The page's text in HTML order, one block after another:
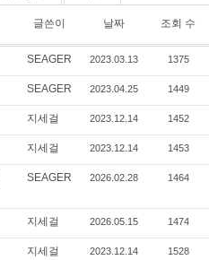
글쓴이 날짜 조회 수
SEAGER 2023.03.13 1375
SEAGER 2023.04.25 1449
지세걸 2023.12.14 1452
지세걸 2023.12.14 1453
SEAGER 2026.02.28 1464
지세걸 2026.05.15 1474
지세걸 2023.12.14 1528